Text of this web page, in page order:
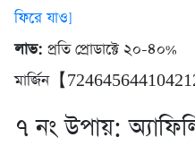
ফিরে যাও]
লাভ: প্রতি প্রোডাক্টে ২০-৪০%
মার্জিন【
৭ নং উপায়: